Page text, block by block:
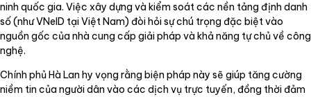
ninh quốc gia. Việc xây dựng và kiểm soát các nền tảng định danh
số (như VNeID tại Việt Nam) đòi hỏi sự chú trọng đặc biệt vào
nguồn gốc của nhà cung cấp giải pháp và khả năng tự chủ về công
nghệ.
Chính phủ Hà Lan hy vọng rằng biện pháp này sẽ giúp tăng cường
niềm tin của người dân vào các dịch vụ trực tuyến, đồng thời đảm